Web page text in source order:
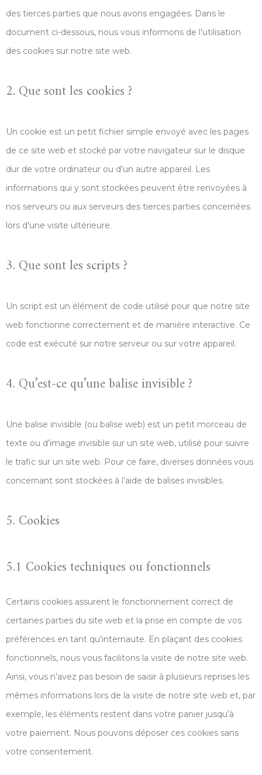
des tierces parties que nous avons engagées. Dans le
document ci-dessous, nous vous informons de l’utilisation
des cookies sur notre site web.
2. Que sont les cookies ?
Un cookie est un petit fichier simple envoyé avec les pages
de ce site web et stocké par votre navigateur sur le disque
dur de votre ordinateur ou d’un autre appareil. Les
informations qui y sont stockées peuvent être renvoyées à
nos serveurs ou aux serveurs des tierces parties concernées
lors d’une visite ultérieure.
3. Que sont les scripts ?
Un script est un élément de code utilisé pour que notre site
web fonctionne correctement et de manière interactive. Ce
code est exécuté sur notre serveur ou sur votre appareil.
4. Qu’est-ce qu’une balise invisible ?
Une balise invisible (ou balise web) est un petit morceau de
texte ou d’image invisible sur un site web, utilisé pour suivre
le trafic sur un site web. Pour ce faire, diverses données vous
concernant sont stockées à l’aide de balises invisibles.
5. Cookies
5.1 Cookies techniques ou fonctionnels
Certains cookies assurent le fonctionnement correct de
certaines parties du site web et la prise en compte de vos
préférences en tant qu’internaute. En plaçant des cookies
fonctionnels, nous vous facilitons la visite de notre site web.
Ainsi, vous n’avez pas besoin de saisir à plusieurs reprises les
mêmes informations lors de la visite de notre site web et, par
exemple, les éléments restent dans votre panier jusqu’à
votre paiement. Nous pouvons déposer ces cookies sans
votre consentement.